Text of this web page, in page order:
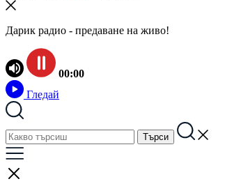
Дарик радио - предаване на живо!
00:00
Гледай